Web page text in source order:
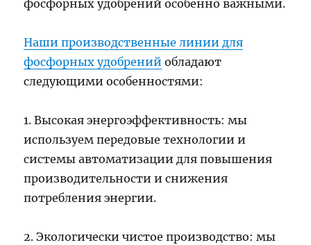
фосфорных удобрений особенно важными.
Наши производственные линии для
фосфорных удобрений обладают
следующими особенностями:
1. Высокая энергоэффективность: мы
используем передовые технологии и
системы автоматизации для повышения
производительности и снижения
потребления энергии.
2. Экологически чистое производство: мы